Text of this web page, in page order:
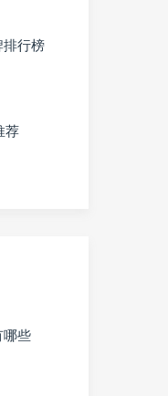
排行榜
荐
哪些